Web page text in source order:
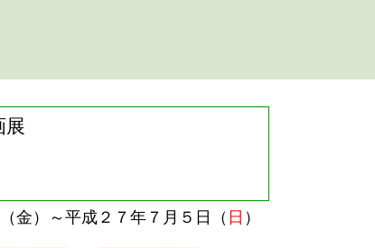
展
金）～平成２７年７月５日（ 日 ）